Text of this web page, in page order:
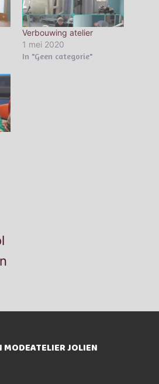
Verbouwing atelier
1 mei 2020
In "Geen categorie"
JOLIEN